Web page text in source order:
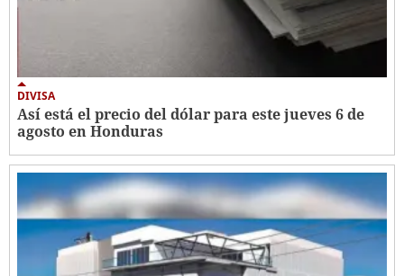
DIVISA
Así está el precio del dólar para este jueves 6 de
agosto en Honduras